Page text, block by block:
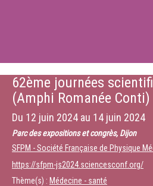
62ème journées
(Amphi Romanée Conti)
Du 12 juin 2024 au 14 juin 2024
Parc des expositions et congrès, Dijon
SFPM - Société Française de Physique
https://sfpm-js2024.sciencesconf.org/
Thème(s) : Médecine - santé